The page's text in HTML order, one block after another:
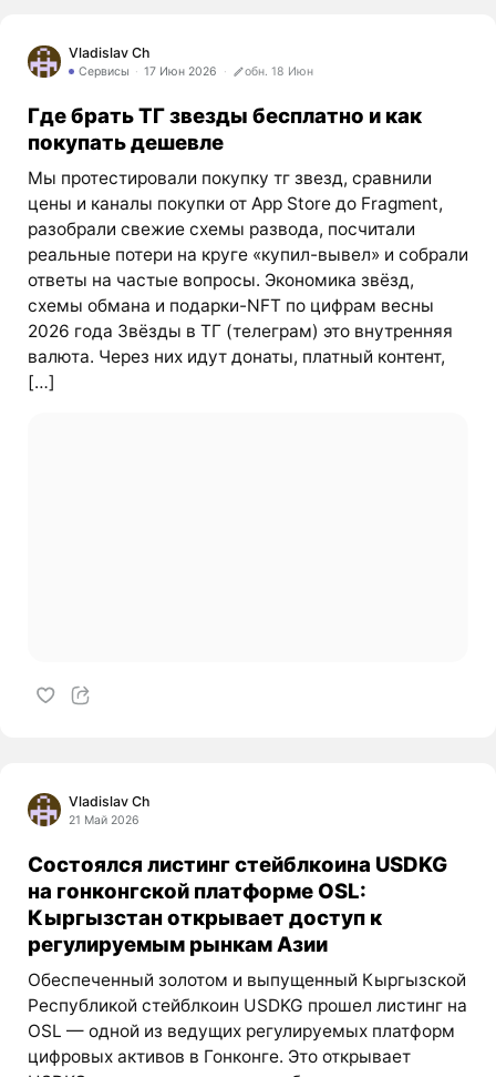
Vladislav Ch
Сервисы 17 Июн 2026 обн. 18 Июн
Где брать ТГ звезды бесплатно и как
покупать дешевле
Мы протестировали покупку тг звезд, сравнили
цены и каналы покупки от App Store до Fragment,
разобрали свежие схемы развода, посчитали
реальные потери на круге «купил-вывел» и собрали
ответы на частые вопросы. Экономика звёзд,
схемы обмана и подарки-NFT по цифрам весны
2026 года Звёзды в ТГ (телеграм) это внутренняя
валюта. Через них идут донаты, платный контент,
[…]
Vladislav Ch
21 Май 2026
Состоялся листинг стейблкоина USDKG
на гонконгской платформе OSL:
Кыргызстан открывает доступ к
регулируемым рынкам Азии
Обеспеченный золотом и выпущенный Кыргызской
Республикой стейблкоин USDKG прошел листинг на
OSL — одной из ведущих регулируемых платформ
цифровых активов в Гонконге. Это открывает